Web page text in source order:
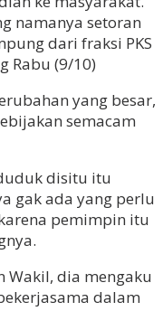
namanya setoran
dari fraksi PKS
Rabu (9/10)
yang besar,
semacam
disitu itu
gak ada yang perlu
pemimpin itu
Wakil, dia mengaku
dalam